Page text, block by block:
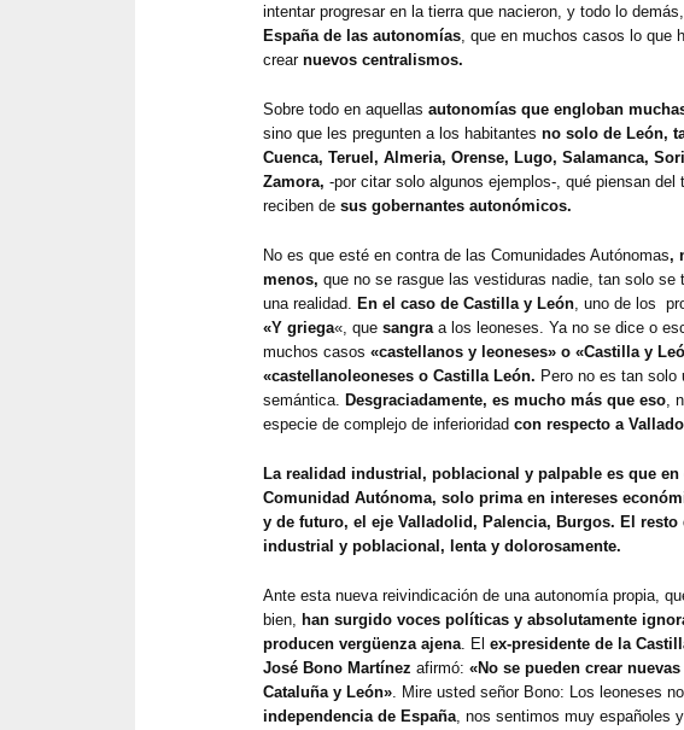
intentar progresar en la tierra que nacieron, y todo lo
España de las autonomías, que en muchos casos lo que
crear nuevos centralismos.
Sobre todo en aquellas autonomías que engloban
sino que les pregunten a los habitantes no solo de León,
Cuenca, Teruel, Almeria, Orense, Lugo, Salamanca,
Zamora, -por citar solo algunos ejemplos-, qué piensan del
reciben de sus gobernantes autonómicos.
No es que esté en contra de las Comunidades Autónomas,
menos, que no se rasgue las vestiduras nadie, tan solo se
una realidad. En el caso de Castilla y León, uno de los
«Y griega«, que sangraa los leoneses. Ya no se dice o
muchos casos «castellanos y leoneses» o «Castilla y
«castellanoleoneses o Castilla León. Pero no es tan solo
semántica. Desgraciadamente, es mucho más que eso,
especie de complejo de inferioridad con respecto a
La realidad industrial, poblacional y palpable es que en
Comunidad Autónoma, solo prima en intereses
y de futuro, el eje Valladolid, Palencia, Burgos. El resto
industrial y poblacional, lenta y dolorosamente.
Ante esta nueva reivindicación de una autonomía propia,
bien, han surgido voces políticas y absolutamente
producen vergüenza ajena. El ex-presidente de la
José Bono Martínez afirmó: «No se pueden crear
Cataluña y León». Mire usted señor Bono: Los leoneses
independencia de España, nos sentimos muy españoles